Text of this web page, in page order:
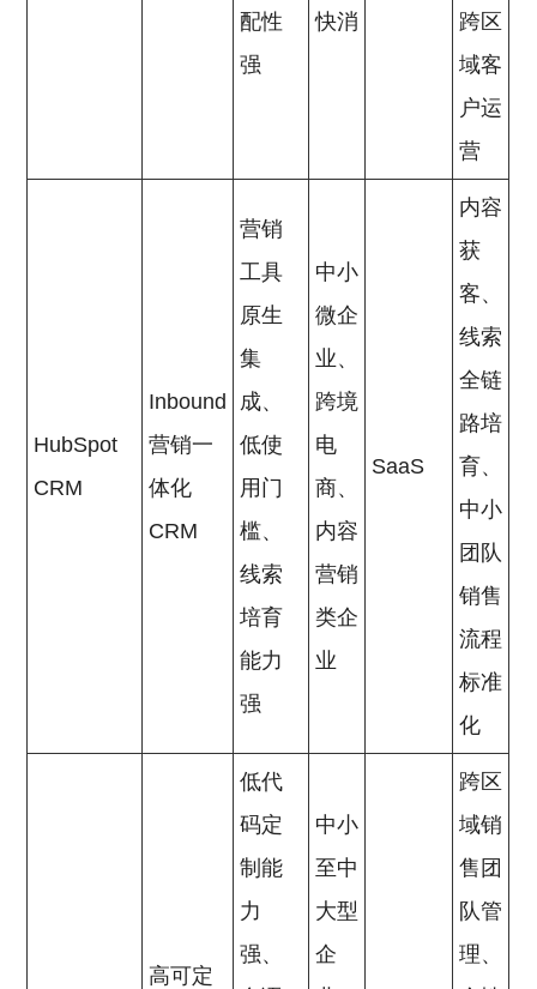
配性
强
快消
跨区
域客
户运
营
HubSpot
CRM
Inbound
营销一
体化
CRM
营销
工具
原生
集
成、
低使
用门
槛、
线索
培育
能力
强
中小
微企
业、
跨境
电
商、
内容
营销
类企
业
SaaS
内容
获
客、
线索
全链
路培
育、
中小
团队
销售
流程
标准
化
高可定
低代
码定
制能
力
强、
中小
至中
大型
企
跨区
域销
售团
队管
理、